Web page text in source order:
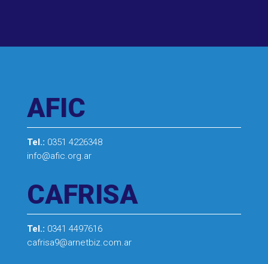
AFIC
Tel.: 0351 4226348
info@afic.org.ar
CAFRISA
Tel.: 0341 4497616
cafrisa9@arnetbiz.com.ar